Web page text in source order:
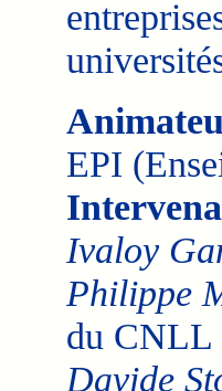
EPI
Ivaloy
Philippe
du CNLL
Davide